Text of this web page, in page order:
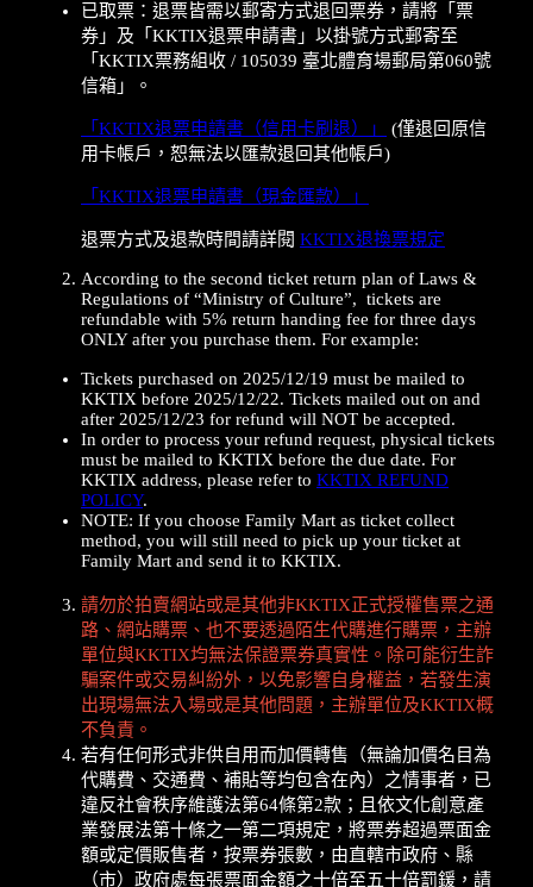
已取票：退票皆需以郵寄方式退回票券，請將「票
券」及「KKTIX退票申請書」以掛號方式郵寄至
「KKTIX票務組收 / 105039 臺北體育場郵局第060號
信箱」。
「KKTIX退票申請書（信用卡刷退）」
(僅退回原信
用卡帳戶，恕無法以匯款退回其他帳戶)
「KKTIX退票申請書（現金匯款）」
退票方式及退款時間請詳閱 KKTIX退換票規定
According to the second ticket return plan of Laws &
Regulations of “Ministry of Culture”, tickets are
refundable with 5% return handing fee for three days
ONLY after you purchase them. For example:
Tickets purchased on 2025/12/19 must be mailed to
KKTIX before 2025/12/22. Tickets mailed out on and
after 2025/12/23 for refund will NOT be accepted.
In order to process your refund request, physical tickets
must be mailed to KKTIX before the due date. For
KKTIX address, please refer to KKTIX REFUND
POLICY.
NOTE: If you choose Family Mart as ticket collect
method, you will still need to pick up your ticket at
Family Mart and send it to KKTIX.
請勿於拍賣網站或是其他非KKTIX正式授權售票之通
路、網站購票、也不要透過陌生代購進行購票，主辦
單位與KKTIX均無法保證票券真實性。除可能衍生詐
騙案件或交易糾紛外，以免影響自身權益，若發生演
出現場無法入場或是其他問題，主辦單位及KKTIX概
不負責。
若有任何形式非供自用而加價轉售（無論加價名目為
代購費、交通費、補貼等均包含在內）之情事者，已
違反社會秩序維護法第64條第2款；且依文化創意產
業發展法第十條之一第二項規定，將票券超過票面金
額或定價販售者，按票券張數，由直轄市政府、縣
（市）政府處每張票面金額之十倍至五十倍罰鍰，請